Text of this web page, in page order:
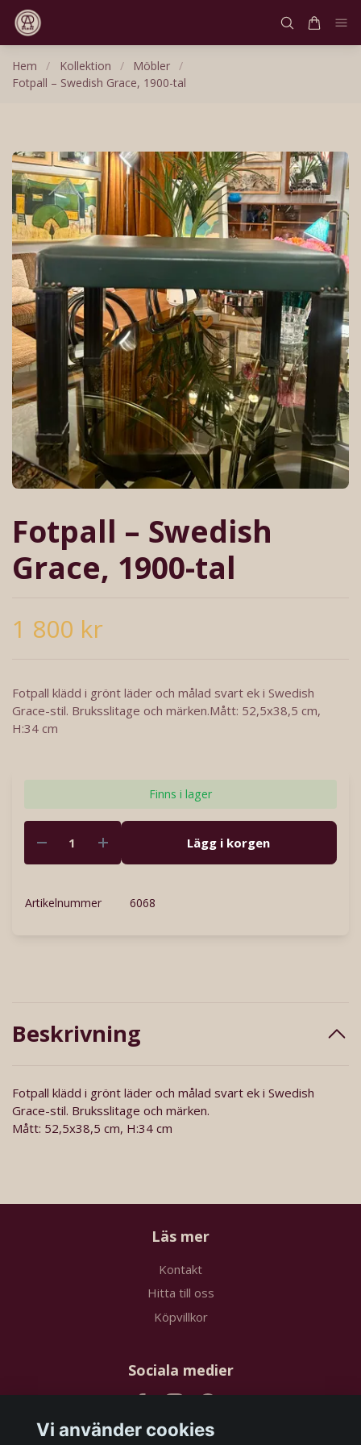
Hem / Kollektion / Möbler /
Fotpall – Swedish Grace, 1900-tal
Fotpall – Swedish
Grace, 1900-tal
1 800 kr
Fotpall klädd i grönt läder och målad svart ek i Swedish
Grace-stil. Bruksslitage och märken.Mått: 52,5x38,5 cm,
H:34 cm
Finns i lager
Lägg i korgen
Artikelnummer 6068
Beskrivning
Fotpall klädd i grönt läder och målad svart ek i Swedish
Grace-stil. Bruksslitage och märken.
Mått: 52,5x38,5 cm, H:34 cm
Läs mer
Kontakt
Hitta till oss
Köpvillkor
Sociala medier
Vi använder cookies